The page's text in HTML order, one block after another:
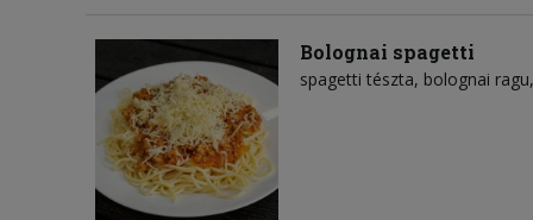
Bolognai spagetti
spagetti tészta bolognai ragu